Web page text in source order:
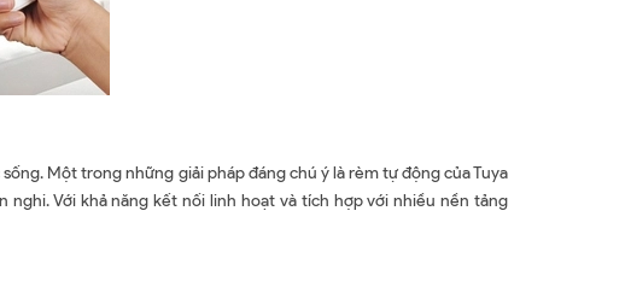
Một trong những giải pháp đáng chú ý là rèm tự động của Tuya
Với khả năng kết nối linh hoạt và tích hợp với nhiều nền tảng